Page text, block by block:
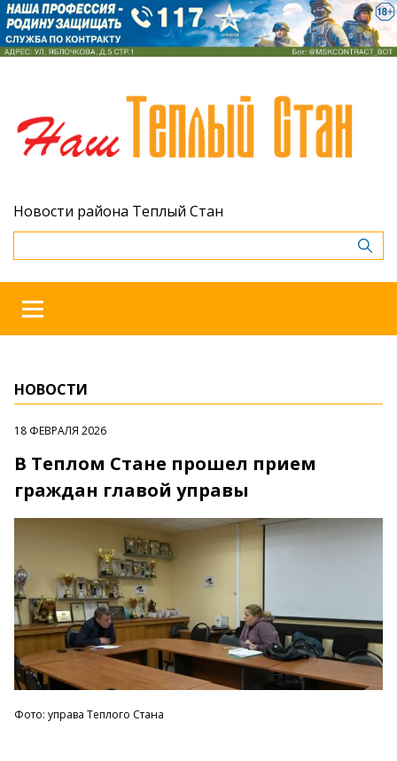
Новости района Теплый Стан
НОВОСТИ
18 ФЕВРАЛЯ 2026
В Теплом Стане прошел прием
граждан главой управы
Фото: управа Теплого Стана